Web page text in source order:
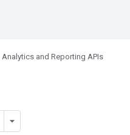
Analytics and Reporting APIs